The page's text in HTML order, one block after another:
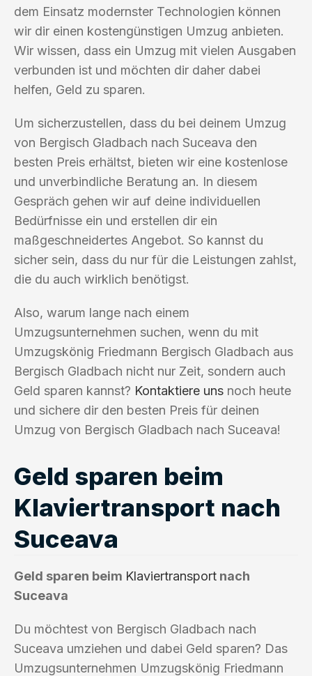
dem Einsatz modernster Technologien können
wir dir einen kostengünstigen Umzug anbieten.
Wir wissen, dass ein Umzug mit vielen Ausgaben
verbunden ist und möchten dir daher dabei
helfen, Geld zu sparen.
Um sicherzustellen, dass du bei deinem Umzug
von Bergisch Gladbach nach Suceava den
besten Preis erhältst, bieten wir eine kostenlose
und unverbindliche Beratung an. In diesem
Gespräch gehen wir auf deine individuellen
Bedürfnisse ein und erstellen dir ein
maßgeschneidertes Angebot. So kannst du
sicher sein, dass du nur für die Leistungen zahlst,
die du auch wirklich benötigst.
Also, warum lange nach einem
Umzugsunternehmen suchen, wenn du mit
Umzugskönig Friedmann Bergisch Gladbach aus
Bergisch Gladbach nicht nur Zeit, sondern auch
Geld sparen kannst? Kontaktiere uns noch heute
und sichere dir den besten Preis für deinen
Umzug von Bergisch Gladbach nach Suceava!
Geld sparen beim
Klaviertransport nach
Suceava
Geld sparen beim Klaviertransport nach
Suceava
Du möchtest von Bergisch Gladbach nach
Suceava umziehen und dabei Geld sparen? Das
Umzugsunternehmen Umzugskönig Friedmann